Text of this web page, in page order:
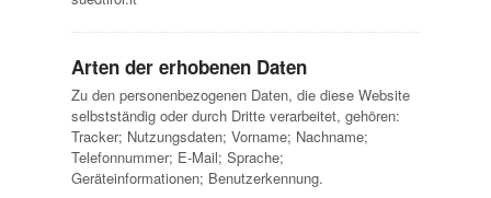
Arten der erhobenen Daten
Zu den personenbezogenen Daten, die diese Website
selbstständig oder durch Dritte verarbeitet, gehören:
Tracker; Nutzungsdaten; Vorname; Nachname;
Telefonnummer; E-Mail; Sprache;
Geräteinformationen; Benutzerkennung.